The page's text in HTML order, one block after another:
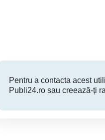
Pentru a contacta acest
Publi24.ro sau creează-ți